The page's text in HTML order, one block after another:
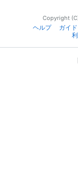
Copyright
ヘルプ
ガイ